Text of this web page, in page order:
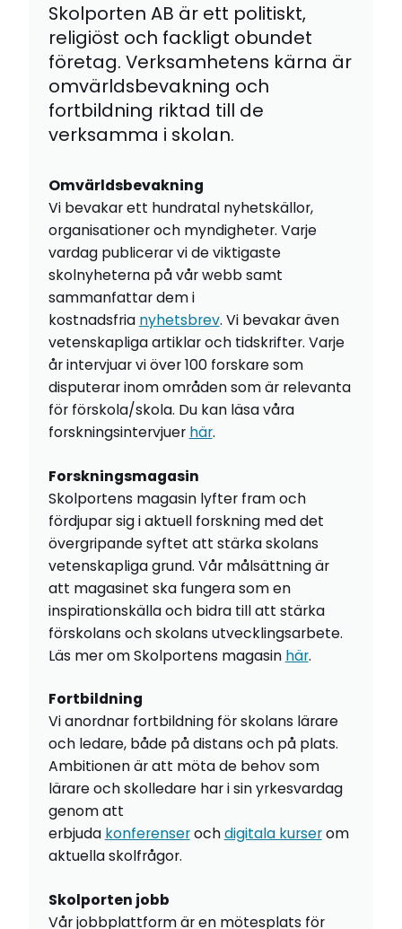
Skolporten AB är ett politiskt,
religiöst och fackligt obundet
företag. Verksamhetens kärna är
omvärldsbevakning och
fortbildning riktad till de
verksamma i skolan.
Omvärldsbevakning
Vi bevakar ett hundratal nyhetskällor,
organisationer och myndigheter. Varje
vardag publicerar vi de viktigaste
skolnyheterna på vår webb samt
sammanfattar dem i
kostnadsfria nyhetsbrev. Vi bevakar även
vetenskapliga artiklar och tidskrifter. Varje
år intervjuar vi över 100 forskare som
disputerar inom områden som är relevanta
för förskola/skola. Du kan läsa våra
forskningsintervjuer här.
Forskningsmagasin
Skolportens magasin lyfter fram och
fördjupar sig i aktuell forskning med det
övergripande syftet att stärka skolans
vetenskapliga grund. Vår målsättning är
att magasinet ska fungera som en
inspirationskälla och bidra till att stärka
förskolans och skolans utvecklingsarbete.
Läs mer om Skolportens magasin här.
Fortbildning
Vi anordnar fortbildning för skolans lärare
och ledare, både på distans och på plats.
Ambitionen är att möta de behov som
lärare och skolledare har i sin yrkesvardag
genom att
erbjuda konferenserochdigitala kurserom
aktuella skolfrågor.
Skolporten jobb
Vår jobbplattform är en mötesplats för